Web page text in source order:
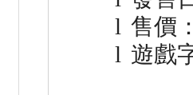
l 售價
l 遊戲